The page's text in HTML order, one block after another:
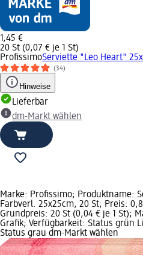
1,45 €
20 St (0,07 € je 1 St)
ProfissimoServiette "Leo Heart"
(34)
Hinweise
Lieferbar
dm-Markt wählen
Marke: Profissimo; Produktname:
Farbverl. 25x25cm, 20 St; Preis:
Grundpreis: 20 St (0,04 € je 1 St);
Grafik; Verfügbarkeit: Status grün
Status grau dm-Markt wählen